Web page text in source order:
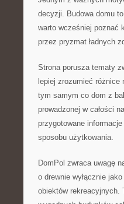
decyzji. Budowa domu
warto wcześniej poznać
przez pryzmat ładnych
Strona porusza tematy
lepiej zrozumieć
tym samym co dom z
prowadzonej w całości
przygotowane
sposobu użytkowania.
DomPol zwraca uwagę
o drewnie wyłącznie
obiektów rekreacyjnych.